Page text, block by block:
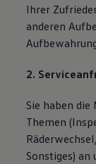
Ihrer
anderen
2.
Sie haben die
Themen
Sonstiges) an